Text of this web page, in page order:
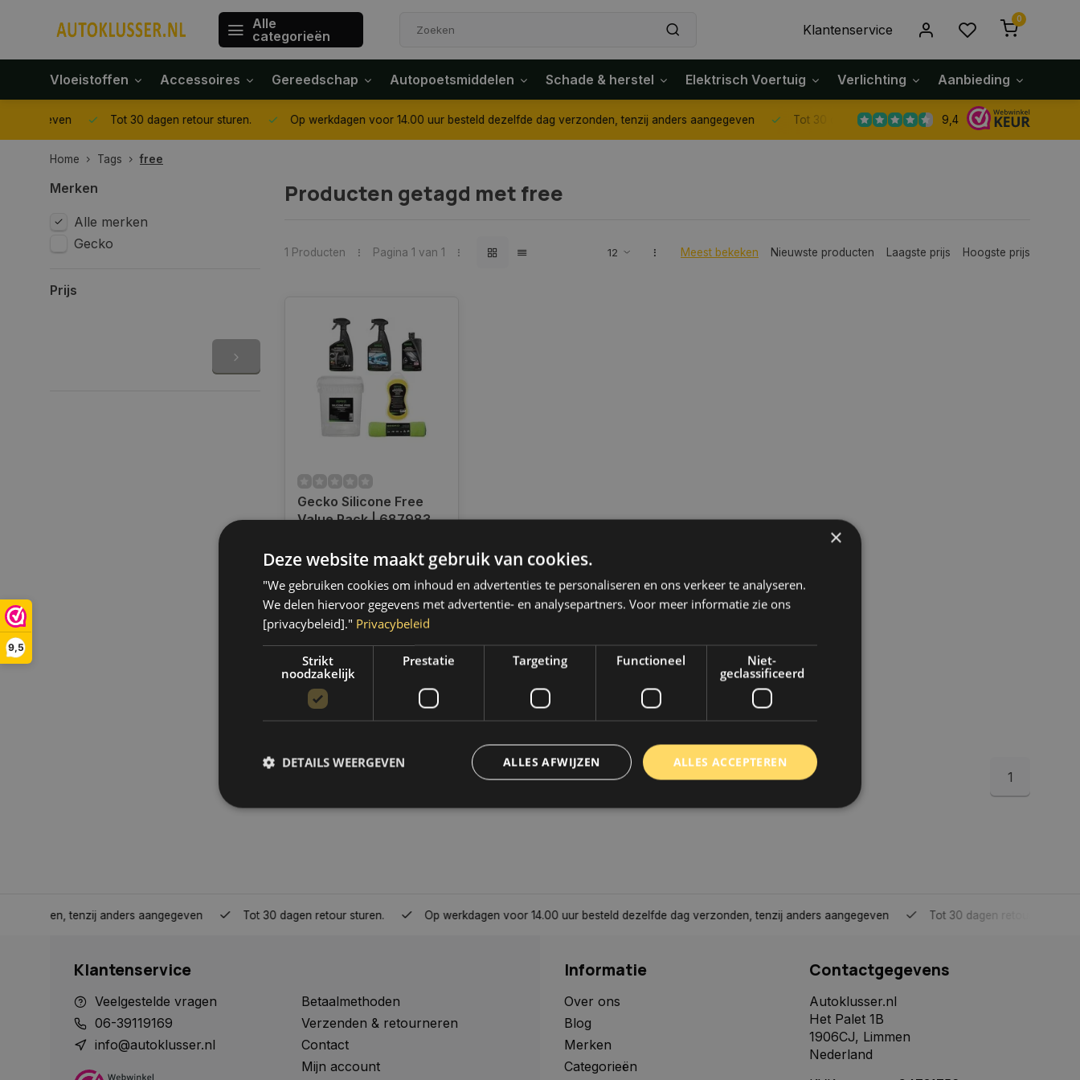
9,5
Alle
categorieën
Klantenservice
0
Vloeistoffen Accessoires Gereedschap Autopoetsmiddelen Schade & herstel Elektrisch Voertuig Verlichting Aanbieding
Tot 30 dagen retour sturen. Op werkdagen voor 14.00 uur besteld dezelfde dag verzonden, tenzij anders aangegeven Tot 30 dagen retour sturen. 9,4
Home Tags free
Merken
Alle merken
Gecko
Prijs
Producten getagd met free
1 Producten Pagina 1 van 1 Meest bekeken Nieuwste producten Laagste prijs Hoogste prijs
Gecko Silicone Free
Value Pack | 687983
Indien voorradig,
verzending binnen 2 a 3
werkdagen. Boven de 50,-
gratis verzending. (NL &
BE)
€49,50
Vergelijk
1
tenzij anders aangegeven Tot 30 dagen retour sturen. Op werkdagen voor 14.00 uur besteld dezelfde dag verzonden, tenzij anders aangegeven Tot 30 dagen retour sturen.
Klantenservice
Veelgestelde vragen
06-39119169
info@autoklusser.nl
Betaalmethoden
Verzenden & retourneren
Contact
Mijn account
Informatie
Over ons
Blog
Merken
Categorieën
Contactgegevens
Autoklusser.nl
Het Palet 1B
1906CJ, Limmen
Nederland
×
Deze website maakt gebruik van cookies.
"We gebruiken cookies om inhoud en advertenties te personaliseren en ons verkeer te analyseren.
We delen hiervoor gegevens met advertentie- en analysepartners. Voor meer informatie zie ons
[privacybeleid]." Privacybeleid
Strikt
noodzakelijk
Prestatie Targeting Functioneel
Niet-
geclassificeerd
ALLES ACCEPTEREN
ALLES AFWIJZEN
DETAILS WEERGEVEN
Dit cookie wordt gebruikt om een identificatiecode
sessie ID wordt gebruikt om een veilige en
consistente gebruikerservaring te behouden, ervoor
te zorgen dat pagina wijzigingen of item selecties
worden onthouden van pagina naar pagina. Het slaat
geen persoonlijke gegevens op.
__cf_bm
Deze cookie wordt gebruikt om onderscheid te